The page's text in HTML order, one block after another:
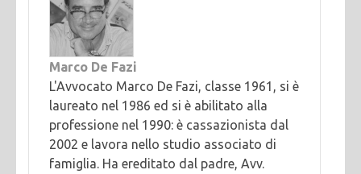
Marco De Fazi
L'Avvocato Marco De Fazi, classe 1961, si è
laureato nel 1986 ed si è abilitato alla
professione nel 1990: è cassazionista dal
2002 e lavora nello studio associato di
famiglia. Ha ereditato dal padre, Avv.